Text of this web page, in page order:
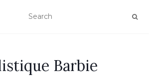
LA NAVIGATION
Barbie